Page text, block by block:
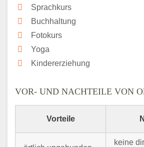
Sprachkurs
Buchhaltung
Fotokurs
Yoga
Kindererziehung
VOR- UND NACHTEILE VON
Vorteile
keine